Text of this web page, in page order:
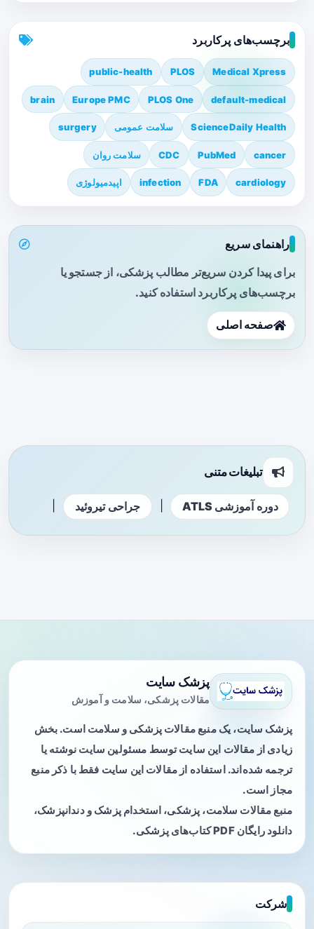
برچسب‌های پرکاربرد
Medical Xpress
PLOS
public-health
default-medical
PLOS One
Europe PMC
brain
ScienceDaily Health سلامت عمومی surgery
cancer
PubMed
CDC سلامت روان
cardiology
FDA
infection اپیدمیولوژی
راهنمای سریع
برای پیدا کردن سریع‌تر مطالب پزشکی، از جستجو یا
برچسب‌های پرکاربرد استفاده کنید.
صفحه اصلی
تبلیغات متنی
دوره آموزشی ATLS جراحی تیروئید
پزشک سایت
مقالات پزشکی، سلامت و آموزش
پزشک سایت، یک منبع مقالات پزشکی و سلامت است. بخش
زیادی از مقالات این سایت توسط مسئولین سایت نوشته یا
ترجمه شده‌اند. استفاده از مقالات این سایت فقط با ذکر منبع
مجاز است.
منبع مقالات سلامت، پزشکی، استخدام پزشک و دندانپزشک،
دانلود رایگان PDF کتاب‌های پزشکی.
شرکت